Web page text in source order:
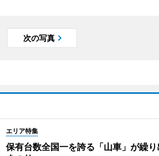
次の写真
エリア特集
保有台数全国一を誇る「山車」が繰